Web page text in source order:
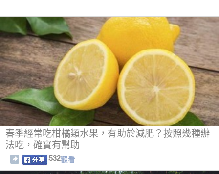
春季經常吃柑橘類水果，有助於減肥？按照幾種辦
法吃，確實有幫助
532觀看